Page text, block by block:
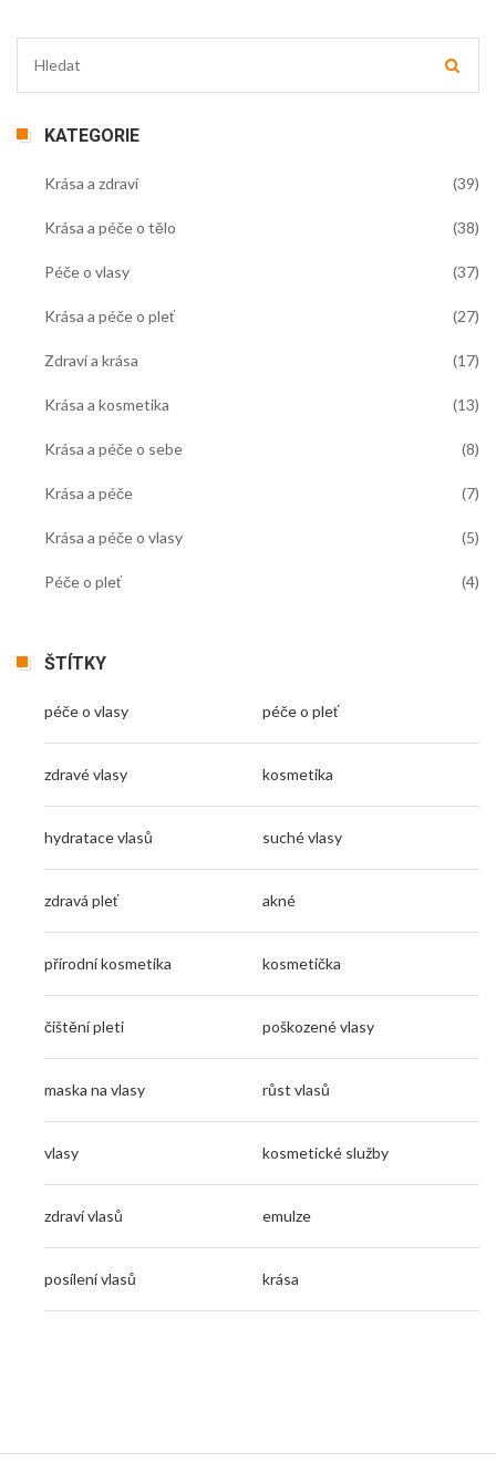
KATEGORIE
Krása a zdraví (39)
Krása a péče o tělo (38)
Péče o vlasy (37)
Krása a péče o pleť (27)
Zdraví a krása (17)
Krása a kosmetika (13)
Krása a péče o sebe (8)
Krása a péče (7)
Krása a péče o vlasy (5)
Péče o pleť (4)
ŠTÍTKY
péče o vlasy péče o pleť
zdravé vlasy kosmetika
hydratace vlasů suché vlasy
zdravá pleť akné
přírodní kosmetika kosmetička
čištění pleti poškozené vlasy
maska na vlasy růst vlasů
vlasy kosmetické služby
zdraví vlasů emulze
posílení vlasů krása